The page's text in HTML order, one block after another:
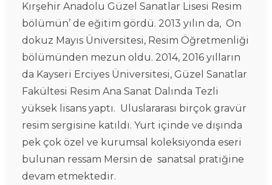
Kırşehir Anadolu Güzel Sanatlar Lisesi Resim
bölümün’ de eğitim gördü. 2013 yılın da, On
dokuz Mayıs Üniversitesi, Resim Öğretmenliği
bölümünden mezun oldu. 2014, 2016 yılların
da Kayseri Erciyes Üniversitesi, Güzel Sanatlar
Fakültesi Resim Ana Sanat Dalında Tezli
yüksek lisans yaptı. Uluslararası birçok gravür
resim sergisine katıldı. Yurt içinde ve dışında
pek çok özel ve kurumsal koleksiyonda eseri
bulunan ressam Mersin de sanatsal pratiğine
devam etmektedir.